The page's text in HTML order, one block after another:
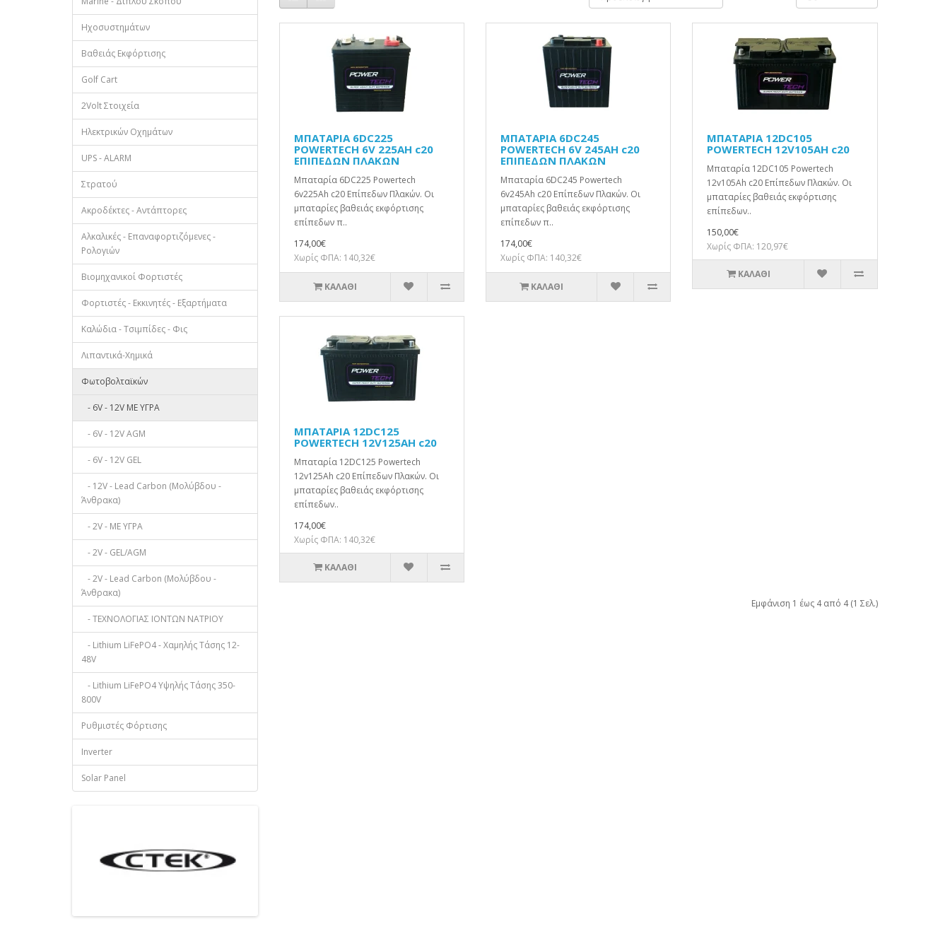
Ηχοσυστημάτων
Βαθειάς Εκφόρτισης
Golf Cart
2Volt Στοιχεία
Ηλεκτρικών Οχημάτων
UPS - ALARM
Στρατού
Ακροδέκτες - Αντάπτορες
Αλκαλικές - Επαναφορτιζόμενες -
Ρολογιών
Βιομηχανικοί Φορτιστές
Φορτιστές - Εκκινητές - Εξαρτήματα
Καλώδια - Τσιμπίδες - Φις
Λιπαντικά-Χημικά
Φωτοβολταϊκών
- 6V - 12V ΜΕ ΥΓΡΑ
- 6V - 12V AGM
- 6V - 12V GEL
- 12V - Lead Carbon (Μολύβδου -
Άνθρακα)
- 2V - ΜΕ ΥΓΡΑ
- 2V - GEL/AGM
- 2V - Lead Carbon (Μολύβδου -
Άνθρακα)
- ΤΕΧΝΟΛΟΓΙΑΣ ΙΟΝΤΩΝ ΝΑΤΡΙΟΥ
- Lithium LiFePO4 - Χαμηλής Τάσης 12-
48V
- Lithium LiFePO4 Υψηλής Τάσης 350-
800V
Ρυθμιστές Φόρτισης
Inverter
Solar Panel
ΜΠΑΤΑΡΙΑ 6DC225
POWERTECH 6V 225AH c20
ΕΠΙΠΕΔΩΝ ΠΛΑΚΩΝ
Μπαταρία 6DC225 Powertech
6v225Ah c20 Επίπεδων Πλακών. Οι
μπαταρίες βαθειάς εκφόρτισης
επίπεδων π..
174,00€
Χωρίς ΦΠΑ: 140,32€
ΚΑΛΆΘΙ
ΜΠΑΤΑΡΙΑ 6DC245
POWERTECH 6V 245AH c20
ΕΠΙΠΕΔΩΝ ΠΛΑΚΩΝ
Μπαταρία 6DC245 Powertech
6v245Ah c20 Επίπεδων Πλακών. Οι
μπαταρίες βαθειάς εκφόρτισης
επίπεδων π..
174,00€
Χωρίς ΦΠΑ: 140,32€
ΚΑΛΆΘΙ
ΜΠΑΤΑΡΙΑ 12DC105
POWERTECH 12V105AH c20
Μπαταρία 12DC105 Powertech
12v105Ah c20 Επίπεδων Πλακών. Οι
μπαταρίες βαθειάς εκφόρτισης
επίπεδων..
150,00€
Χωρίς ΦΠΑ: 120,97€
ΚΑΛΆΘΙ
ΜΠΑΤΑΡΙΑ 12DC125
POWERTECH 12V125AH c20
Μπαταρία 12DC125 Powertech
12v125Ah c20 Επίπεδων Πλακών. Οι
μπαταρίες βαθειάς εκφόρτισης
επίπεδων..
174,00€
Χωρίς ΦΠΑ: 140,32€
ΚΑΛΆΘΙ
Εμφάνιση 1 έως 4 από 4 (1 Σελ.)